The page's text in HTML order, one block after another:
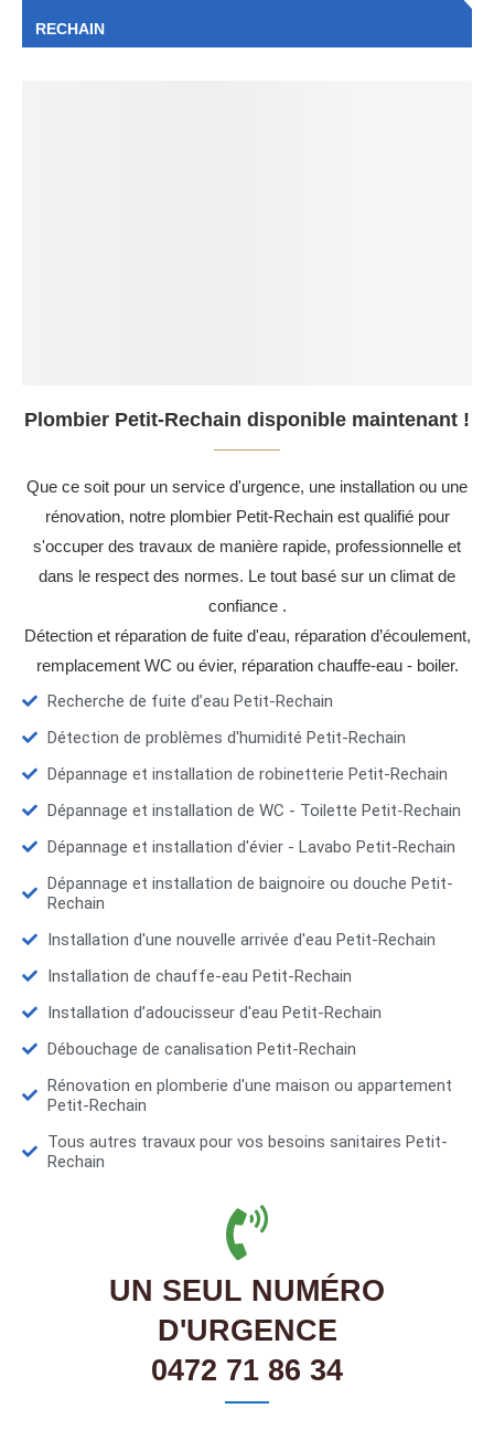
RECHAIN
Plombier Petit-Rechain disponible maintenant !
Que ce soit pour un service d'urgence, une installation ou une
rénovation, notre plombier Petit-Rechain est qualifié pour
s'occuper des travaux de manière rapide, professionnelle et
dans le respect des normes. Le tout basé sur un climat de
confiance .
Détection et réparation de fuite d'eau, réparation d’écoulement,
remplacement WC ou évier, réparation chauffe-eau - boiler.
Recherche de fuite d’eau Petit-Rechain
Détection de problèmes d'humidité Petit-Rechain
Dépannage et installation de robinetterie Petit-Rechain
Dépannage et installation de WC - Toilette Petit-Rechain
Dépannage et installation d'évier - Lavabo Petit-Rechain
Dépannage et installation de baignoire ou douche Petit-
Rechain
Installation d'une nouvelle arrivée d'eau Petit-Rechain
Installation de chauffe-eau Petit-Rechain
Installation d’adoucisseur d'eau Petit-Rechain
Débouchage de canalisation Petit-Rechain
Rénovation en plomberie d'une maison ou appartement
Petit-Rechain
Tous autres travaux pour vos besoins sanitaires Petit-
Rechain
UN SEUL NUMÉRO
D'URGENCE
0472 71 86 34